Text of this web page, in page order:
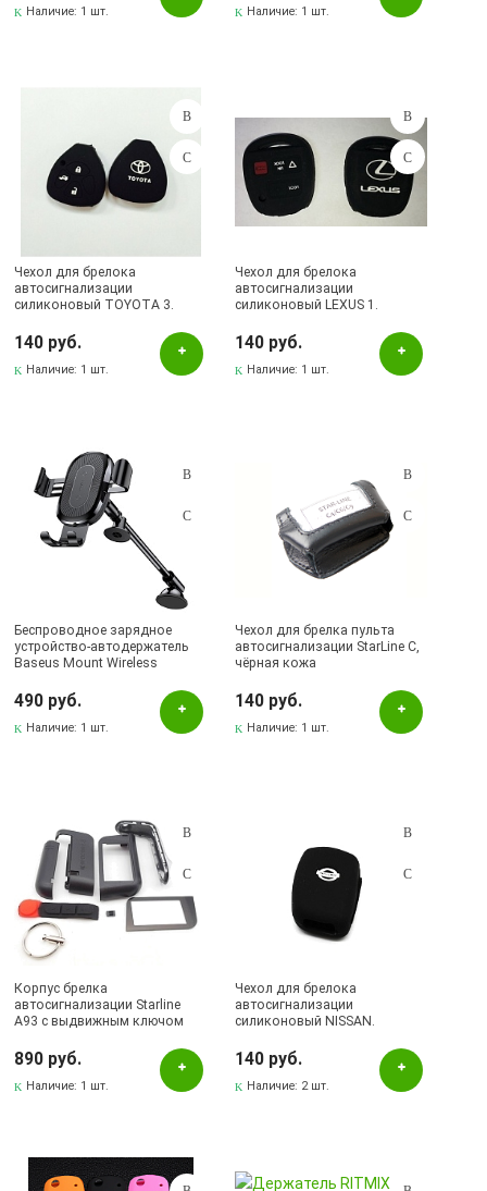
Наличие: 1 шт. Наличие: 1 шт.
Чехол для брелока
автосигнализации
силиконовый TOYOTA 3.
140 руб.
Наличие: 1 шт.
Чехол для брелока
автосигнализации
силиконовый LEXUS 1.
140 руб.
Наличие: 1 шт.
Беспроводное зарядное
устройство-автодержатель
Baseus Mount Wireless
(распродажа -50%)
490 руб.
Наличие: 1 шт.
Чехол для брелка пульта
автосигнализации StarLine C,
чёрная кожа
140 руб.
Наличие: 1 шт.
Корпус брелка
автосигнализации Starline
A93 с выдвижным ключом
890 руб.
Наличие: 1 шт.
Чехол для брелока
автосигнализации
силиконовый NISSAN.
140 руб.
Наличие: 2 шт.